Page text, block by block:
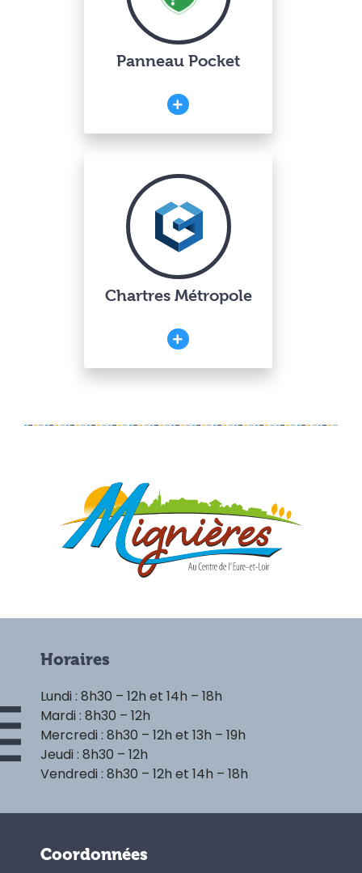
Panneau Pocket
Chartres Métropole
Horaires
Lundi : 8h30 – 12h et 14h – 18h
Mardi : 8h30 – 12h
Mercredi : 8h30 – 12h et 13h – 19h
Jeudi : 8h30 – 12h
Vendredi : 8h30 – 12h et 14h – 18h
Coordonnées